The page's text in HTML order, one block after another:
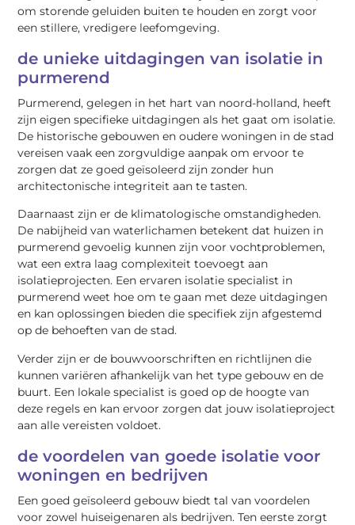
om storende geluiden buiten te houden en zorgt voor
een stillere, vredigere leefomgeving.
de unieke uitdagingen van isolatie in
purmerend
Purmerend, gelegen in het hart van noord-holland, heeft
zijn eigen specifieke uitdagingen als het gaat om isolatie.
De historische gebouwen en oudere woningen in de stad
vereisen vaak een zorgvuldige aanpak om ervoor te
zorgen dat ze goed geïsoleerd zijn zonder hun
architectonische integriteit aan te tasten.
Daarnaast zijn er de klimatologische omstandigheden.
De nabijheid van waterlichamen betekent dat huizen in
purmerend gevoelig kunnen zijn voor vochtproblemen,
wat een extra laag complexiteit toevoegt aan
isolatieprojecten. Een ervaren isolatie specialist in
purmerend weet hoe om te gaan met deze uitdagingen
en kan oplossingen bieden die specifiek zijn afgestemd
op de behoeften van de stad.
Verder zijn er de bouwvoorschriften en richtlijnen die
kunnen variëren afhankelijk van het type gebouw en de
buurt. Een lokale specialist is goed op de hoogte van
deze regels en kan ervoor zorgen dat jouw isolatieproject
aan alle vereisten voldoet.
de voordelen van goede isolatie voor
woningen en bedrijven
Een goed geïsoleerd gebouw biedt tal van voordelen
voor zowel huiseigenaren als bedrijven. Ten eerste zorgt